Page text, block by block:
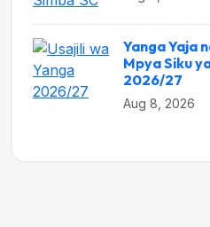
Yanga Yaja
Mpya Siku
2026/27
Aug 8, 2026